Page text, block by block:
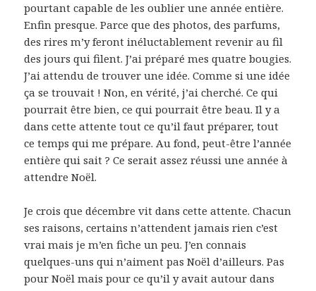
pourtant capable de les oublier une année entière.
Enfin presque. Parce que des photos, des parfums,
des rires m’y feront inéluctablement revenir au fil
des jours qui filent. J’ai préparé mes quatre bougies.
J’ai attendu de trouver une idée. Comme si une idée
ça se trouvait ! Non, en vérité, j’ai cherché. Ce qui
pourrait être bien, ce qui pourrait être beau. Il y a
dans cette attente tout ce qu’il faut préparer, tout
ce temps qui me prépare. Au fond, peut-être l’année
entière qui sait ? Ce serait assez réussi une année à
attendre Noël.
Je crois que décembre vit dans cette attente. Chacun
ses raisons, certains n’attendent jamais rien c’est
vrai mais je m’en fiche un peu. J’en connais
quelques-uns qui n’aiment pas Noël d’ailleurs. Pas
pour Noël mais pour ce qu’il y avait autour dans